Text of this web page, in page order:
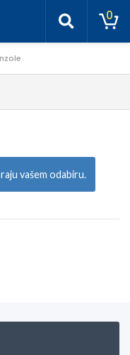
0
vašem odabiru.